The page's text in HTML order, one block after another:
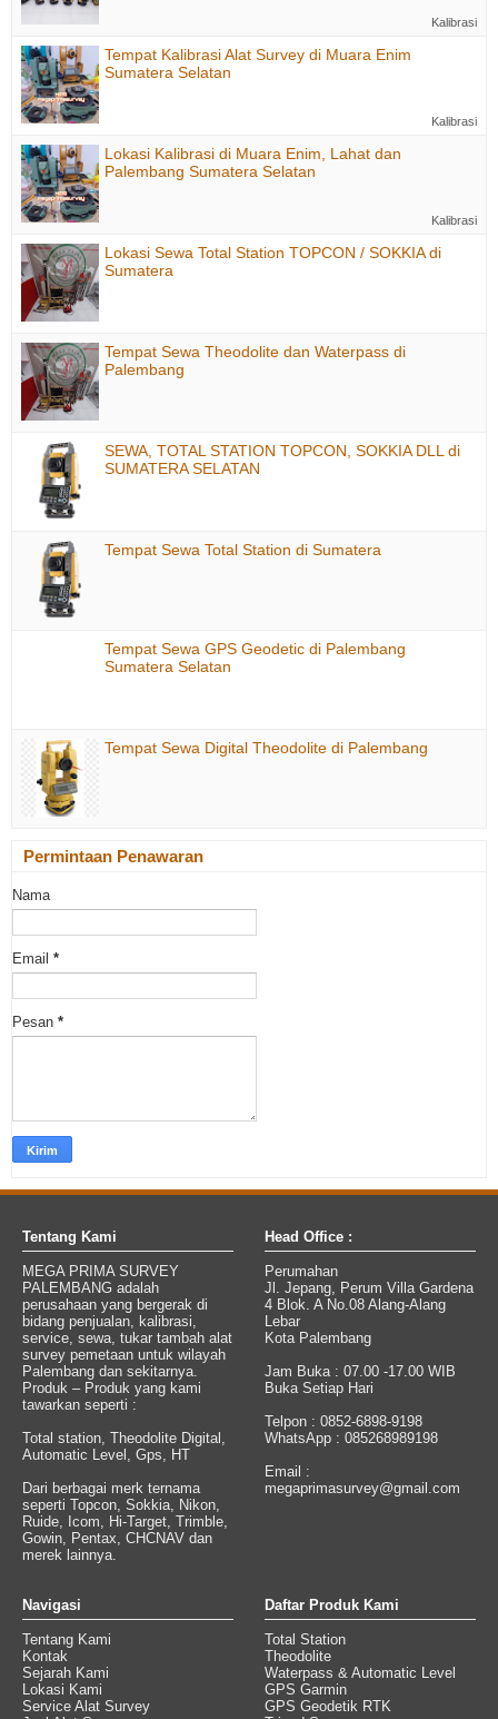
Kalibrasi
Tempat Kalibrasi Alat Survey di Muara Enim
Sumatera Selatan
Kalibrasi
Lokasi Kalibrasi di Muara Enim, Lahat dan
Palembang Sumatera Selatan
Kalibrasi
Lokasi Sewa Total Station TOPCON / SOKKIA di
Sumatera
Tempat Sewa Theodolite dan Waterpass di
Palembang
SEWA, TOTAL STATION TOPCON, SOKKIA DLL di
SUMATERA SELATAN
Tempat Sewa Total Station di Sumatera
Tempat Sewa GPS Geodetic di Palembang
Sumatera Selatan
Tempat Sewa Digital Theodolite di Palembang
Permintaan Penawaran
Nama
Email *
Pesan *
Tentang Kami
MEGA PRIMA SURVEY
PALEMBANG adalah
perusahaan yang bergerak di
bidang penjualan, kalibrasi,
service, sewa, tukar tambah alat
survey pemetaan untuk wilayah
Palembang dan sekitarnya.
Produk – Produk yang kami
tawarkan seperti :
Total station, Theodolite Digital,
Automatic Level, Gps, HT
Dari berbagai merk ternama
seperti Topcon, Sokkia, Nikon,
Ruide, Icom, Hi-Target, Trimble,
Gowin, Pentax, CHCNAV dan
merek lainnya.
Head Office :
Perumahan
Jl. Jepang, Perum Villa Gardena
4 Blok. A No.08 Alang-Alang
Lebar
Kota Palembang
Jam Buka : 07.00 -17.00 WIB
Buka Setiap Hari
Telpon : 0852-6898-9198
WhatsApp : 085268989198
Email :
megaprimasurvey@gmail.com
Navigasi
Tentang Kami
Kontak
Sejarah Kami
Lokasi Kami
Service Alat Survey
Daftar Produk Kami
Total Station
Theodolite
Waterpass & Automatic Level
GPS Garmin
GPS Geodetik RTK